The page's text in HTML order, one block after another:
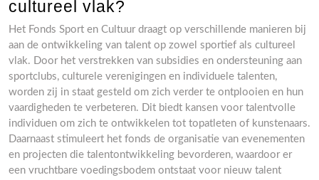
cultureel vlak?
Het Fonds Sport en Cultuur draagt op verschillende manieren bij
aan de ontwikkeling van talent op zowel sportief als cultureel
vlak. Door het verstrekken van subsidies en ondersteuning aan
sportclubs, culturele verenigingen en individuele talenten,
worden zij in staat gesteld om zich verder te ontplooien en hun
vaardigheden te verbeteren. Dit biedt kansen voor talentvolle
individuen om zich te ontwikkelen tot topatleten of kunstenaars.
Daarnaast stimuleert het fonds de organisatie van evenementen
en projecten die talentontwikkeling bevorderen, waardoor er
een vruchtbare voedingsbodem ontstaat voor nieuw talent